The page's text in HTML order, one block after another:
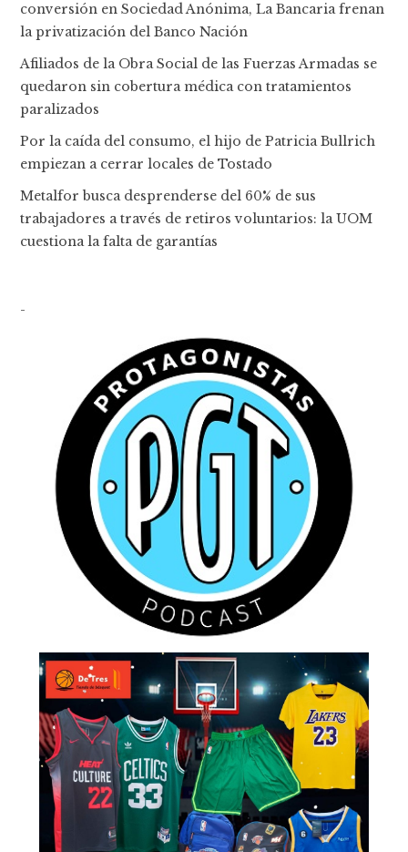
conversión en Sociedad Anónima, La Bancaria frenan
la privatización del Banco Nación
Afiliados de la Obra Social de las Fuerzas Armadas se
quedaron sin cobertura médica con tratamientos
paralizados
Por la caída del consumo, el hijo de Patricia Bullrich
empiezan a cerrar locales de Tostado
Metalfor busca desprenderse del 60% de sus
trabajadores a través de retiros voluntarios: la UOM
cuestiona la falta de garantías
-